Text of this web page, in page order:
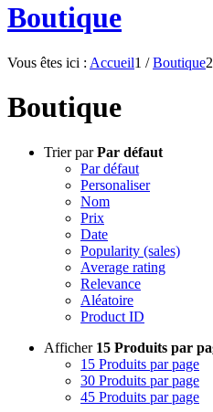
Boutique
Vous êtes ici : Accueil1 / Boutique2
Boutique
Trier parPar défaut
Par défaut
Personaliser
Nom
Prix
Date
Popularity (sales)
Average rating
Relevance
Aléatoire
Product ID
Afficher 15 Produits par
15 Produits par page
30 Produits par page
45 Produits par page